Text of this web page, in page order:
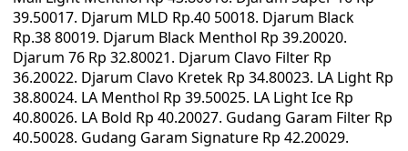
39.50017. Djarum MLD Rp.40 50018. Djarum Black
Rp.38 80019. Djarum Black Menthol Rp 39.20020.
Djarum 76 Rp 32.80021. Djarum Clavo Filter Rp
36.20022. Djarum Clavo Kretek Rp 34.80023. LA Light Rp
38.80024. LA Menthol Rp 39.50025. LA Light Ice Rp
40.80026. LA Bold Rp 40.20027. Gudang Garam Filter Rp
40.50028. Gudang Garam Signature Rp 42.20029.